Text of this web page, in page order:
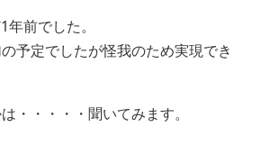
前でした。
予定でしたが怪我のため実現でき
・・・・・聞いてみます。